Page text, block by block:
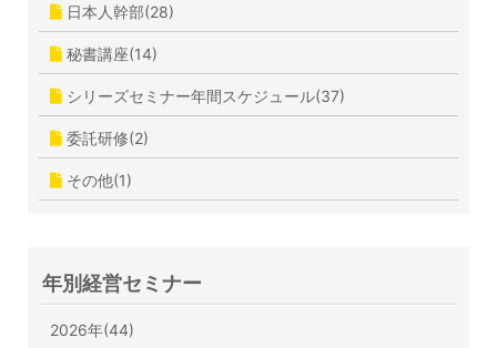
日本人幹部(28)
秘書講座(14)
シリーズセミナー年間スケジュール(37)
委託研修(2)
その他(1)
年別経営セミナー
2026年(44)